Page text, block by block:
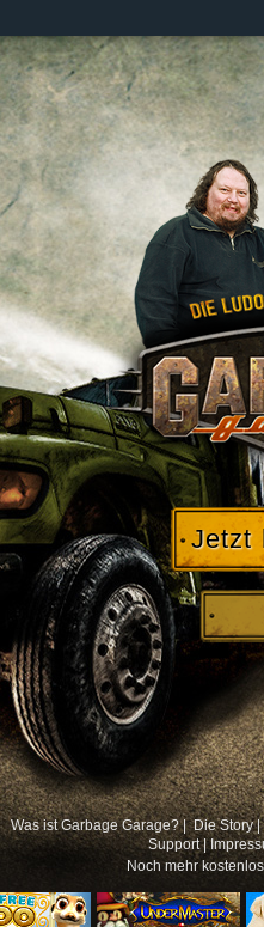
Jetzt
Was ist Garbage Garage? | Die Story |
Support|
Noch mehr